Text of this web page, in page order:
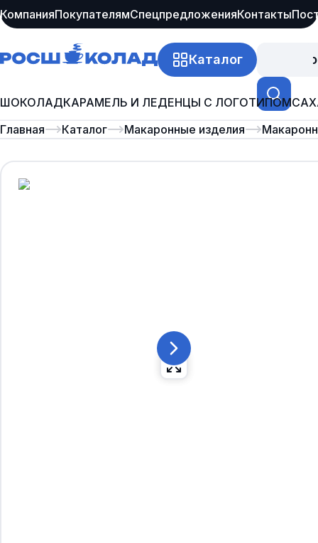
КомпанияПокупателямСпецпредложенияКонтакты
Каталог
ШОКОЛАДКАРАМЕЛЬ И ЛЕДЕНЦЫ С ЛОГОТИПОМ
Главная
Каталог Макаронные изделия